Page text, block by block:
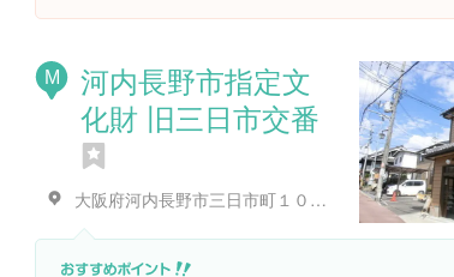
M
河内長野市指定文
化財 旧三日市交番
大阪府河内長野市三日市町１０６２